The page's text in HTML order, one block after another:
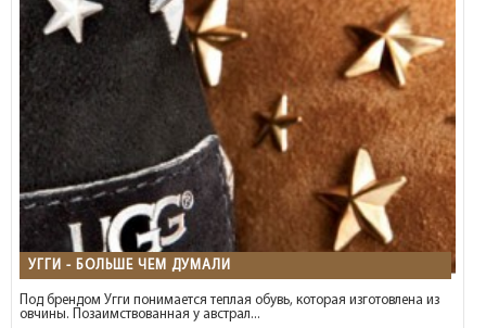
УГГИ - БОЛЬШЕ ЧЕМ ДУМАЛИ
Под брендом Угги понимается теплая обувь, которая изготовлена из
овчины. Позаимствованная у австрал...